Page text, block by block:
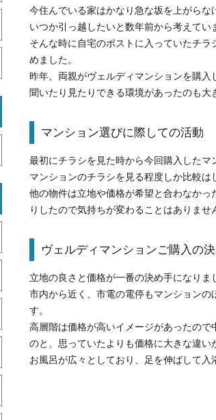
今住んでいる家はかなり急な坂を上がらな
いつか引っ越したいと数年前から考えてい
そんな時に自宅のポストに入っていたチ
めました。
昨年、両親がヴェルディマンションを購
聞いたり見たりできる環境があったのも大
マンション選びに際しての活動
最初にチラシを見た時から今回購入した
マンションのチラシを見る程度しか比較は
他の物件は立地や価格が希望と合わなか
りしたので気持ちが変わることはありませ
ヴェルディマンションご購入の
立地の良さと価格が一番の決め手になりま
市内から近く、市電の電停もマンション
す。
高層階は価格が高いイメージがあったの
のと、思っていたよりも価格に大きな違い
お風呂が広々としており、足を伸ばして入